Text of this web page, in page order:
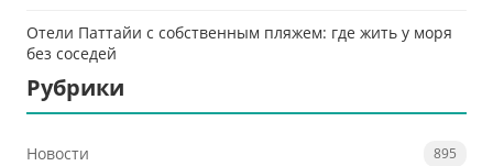
Отели Паттайи с собственным пляжем: где жить у моря
без соседей
Рубрики
Новости 895